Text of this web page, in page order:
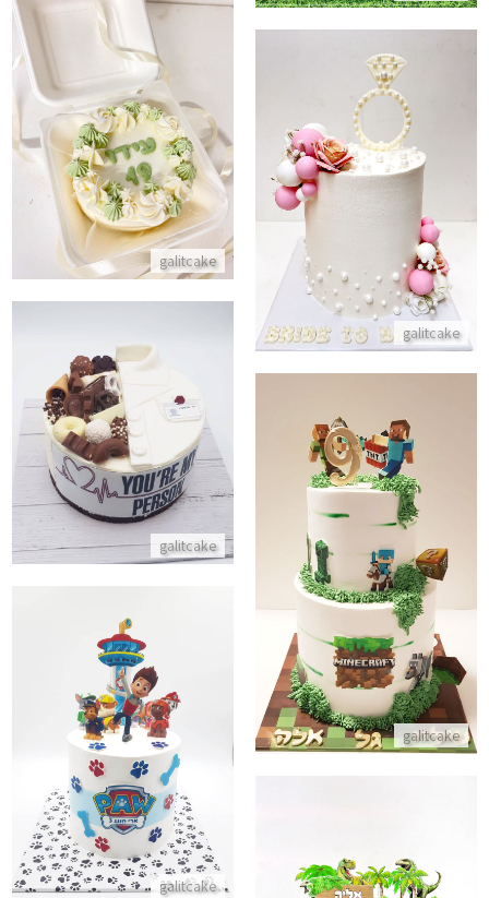
galitcake
עוגת בנטו לגבר
התקשר/י
galitcake
עוגת טבעת של כלה לעתיד
התקשר/י
galitcake
עוגת ממתקים לרופא
התקשר/י
galitcake
עוגת קומות מיינקראפט
התקשר/י
galitcake
עוגה מעוצבת מפרץ
התקשר/י